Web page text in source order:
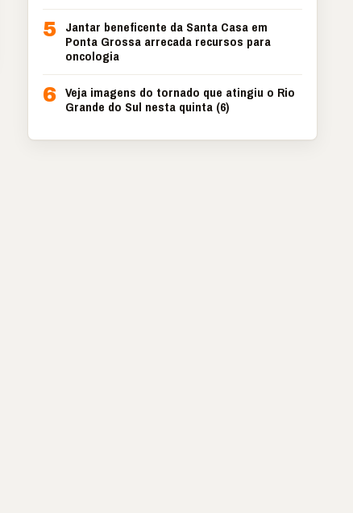
5 Jantar beneficente da Santa Casa em
Ponta Grossa arrecada recursos para
oncologia
6 Veja imagens do tornado que atingiu o Rio
Grande do Sul nesta quinta (6)